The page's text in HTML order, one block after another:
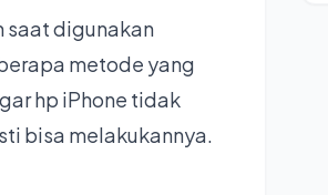
saat digunakan
metode yang
hp iPhone tidak
bisa melakukannya.